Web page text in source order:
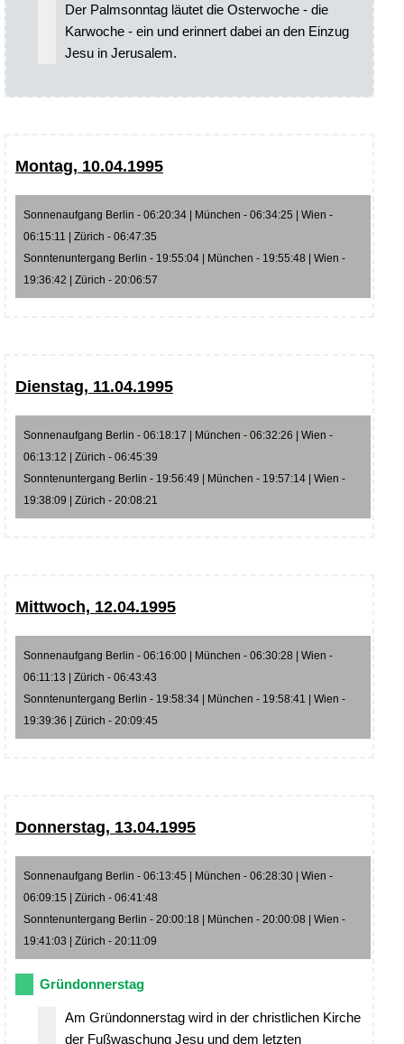
Der Palmsonntag läutet die Osterwoche - die
Karwoche - ein und erinnert dabei an den Einzug
Jesu in Jerusalem.
Montag, 10.04.1995
Sonnenaufgang Berlin - 06:20:34 | München - 06:34:25 | Wien -
06:15:11 | Zürich - 06:47:35
Sonntenuntergang Berlin - 19:55:04 | München - 19:55:48 | Wien -
19:36:42 | Zürich - 20:06:57
Dienstag, 11.04.1995
Sonnenaufgang Berlin - 06:18:17 | München - 06:32:26 | Wien -
06:13:12 | Zürich - 06:45:39
Sonntenuntergang Berlin - 19:56:49 | München - 19:57:14 | Wien -
19:38:09 | Zürich - 20:08:21
Mittwoch, 12.04.1995
Sonnenaufgang Berlin - 06:16:00 | München - 06:30:28 | Wien -
06:11:13 | Zürich - 06:43:43
Sonntenuntergang Berlin - 19:58:34 | München - 19:58:41 | Wien -
19:39:36 | Zürich - 20:09:45
Donnerstag, 13.04.1995
Sonnenaufgang Berlin - 06:13:45 | München - 06:28:30 | Wien -
06:09:15 | Zürich - 06:41:48
Sonntenuntergang Berlin - 20:00:18 | München - 20:00:08 | Wien -
19:41:03 | Zürich - 20:11:09
Gründonnerstag
Am Gründonnerstag wird in der christlichen Kirche
der Fußwaschung Jesu und dem letzten